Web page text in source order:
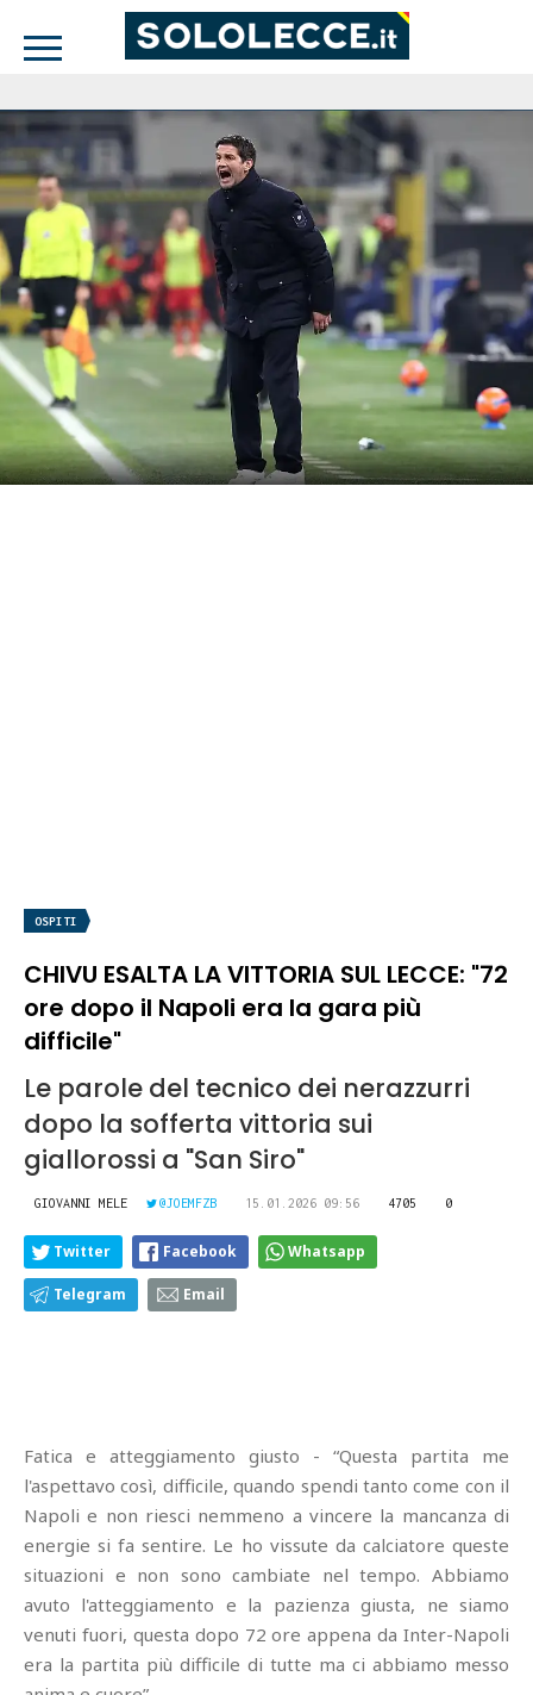
OSPITI
CHIVU ESALTA LA VITTORIA SUL LECCE: "72
ore dopo il Napoli era la gara più
difficile"
Le parole del tecnico dei nerazzurri
dopo la sofferta vittoria sui
giallorossi a "San Siro"
GIOVANNI MELE @JOEMFZB 15.01.2026 09:56 4705 0
Twitter Facebook Whatsapp
Telegram Email
Fatica e atteggiamento giusto - “Questa partita me
l'aspettavo così, difficile, quando spendi tanto come con il
Napoli e non riesci nemmeno a vincere la mancanza di
energie si fa sentire. Le ho vissute da calciatore queste
situazioni e non sono cambiate nel tempo. Abbiamo
avuto l'atteggiamento e la pazienza giusta, ne siamo
venuti fuori, questa dopo 72 ore appena da Inter-Napoli
era la partita più difficile di tutte ma ci abbiamo messo